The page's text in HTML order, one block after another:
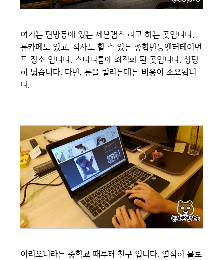
여기는 탄방동에 있는 세븐랩스 라고 하는 곳입니다.
룸카페도 있고, 식사도 할 수 있는 종합만능엔터테이먼
트 장소 입니다. 스터디룸에 최적화 된 곳입니다. 상당
히 넓습니다. 다만, 룸을 빌리는데는 비용이 소요됩니
다.
이리오너라는 중학교 때부터 친구 입니다. 열심히 블로